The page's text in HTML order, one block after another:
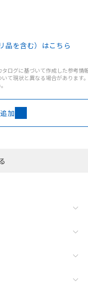
品を含む）はこちら
ログに基づいて作成した参考情
て現状と異なる場合があります
加